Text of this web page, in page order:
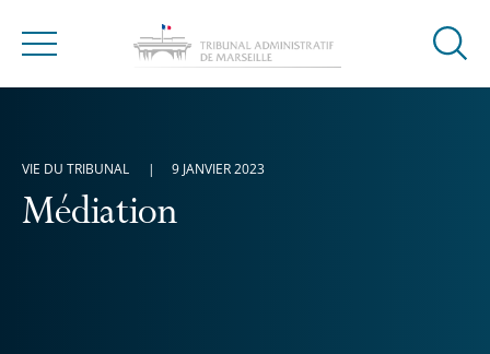
Menu
Ouvrir
Médiation
VIE DU TRIBUNAL 9 JANVIER 2023